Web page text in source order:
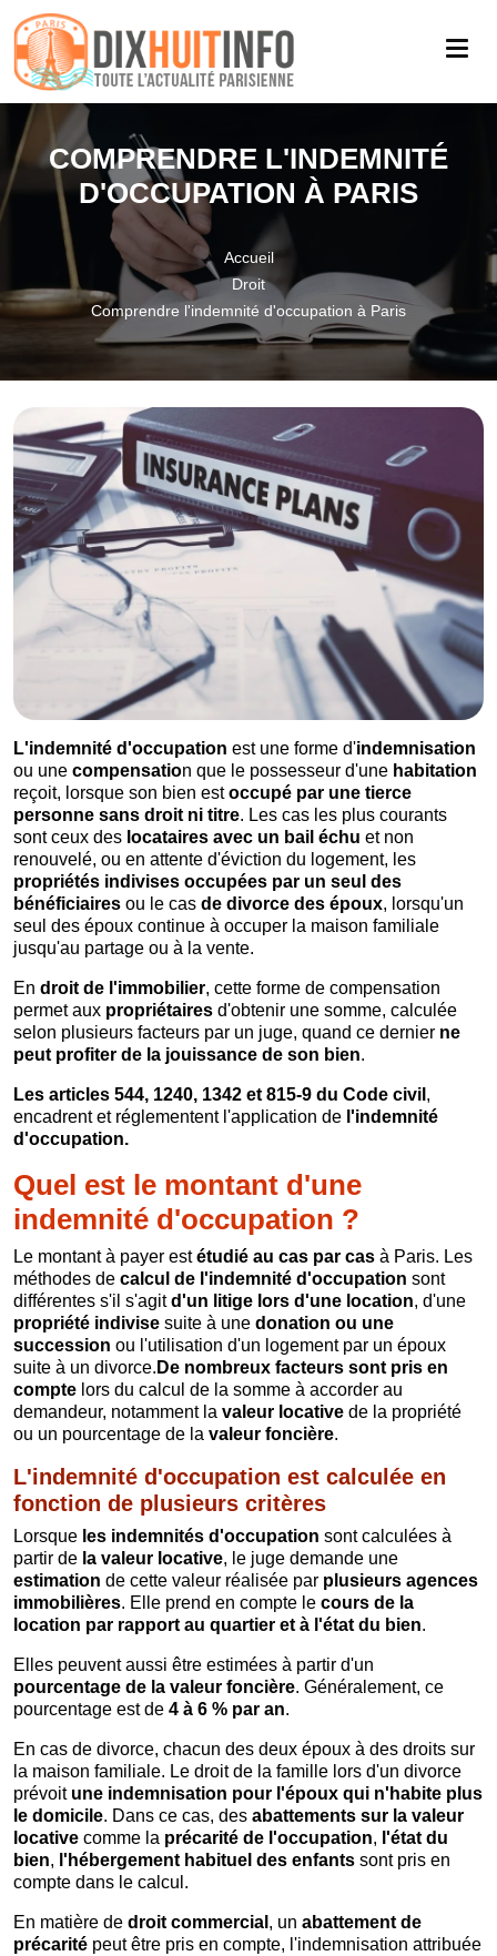
COMPRENDRE L'INDEMNITÉ
D'OCCUPATION À PARIS
Accueil
Droit
Comprendre l'indemnité d'occupation à Paris
L'indemnité d'occupation est une forme d'indemnisation
ou une compensation que le possesseur d'une habitation
reçoit, lorsque son bien estoccupé par une tierce
personne sans droit ni titre. Les cas les plus courants
sont ceux des locataires avec un bail échu et non
renouvelé, ou en attente d'éviction du logement, les
propriétés indivises occupées par un seul des
bénéficiaires ou le cas de divorce des époux, lorsqu'un
seul des époux continue à occuper la maison familiale
jusqu'au partage ou à la vente.
En droit de l'immobilier, cette forme de compensation
permet aux propriétaires d'obtenir une somme, calculée
selon plusieurs facteurs par un juge, quand ce dernier ne
peut profiter de la jouissance de son bien.
Les articles 544, 1240, 1342 et 815-9 du Code civil ,
encadrent et réglementent l'application de l'indemnité
d'occupation.
Quel est le montant d'une
indemnité d'occupation ?
Le montant à payer estétudié au cas par cas à Paris. Les
méthodes de calcul de l'indemnité d'occupation sont
différentes s'il s'agitd'un litige lors d'une location, d'une
propriété indivise suite à une donation ou une
succession ou l'utilisation d'un logement par un époux
suite à un divorce. De nombreux facteurs sont pris en
compte lors du calcul de la somme à accorder au
demandeur, notamment la valeur locative de la propriété
ou un pourcentage de la valeur foncière.
L'indemnité d'occupation est calculée en
fonction de plusieurs critères
Lorsque les indemnités d'occupation sont calculées à
partir de la valeur locative, le juge demande une
estimation de cette valeur réalisée par plusieurs agences
immobilières. Elle prend en compte le cours de la
location par rapport au quartier et à l'état du bien.
Elles peuvent aussi être estimées à partir d'un
pourcentage de la valeur foncière. Généralement, ce
pourcentage est de 4 à 6 % par an.
En cas de divorce, chacun des deux époux à des droits sur
la maison familiale. Le droit de la famille lors d'un divorce
prévoit une indemnisation pour l'époux qui n'habite plus
le domicile. Dans ce cas, des abattements sur la valeur
locative comme la précarité de l'occupation, l'état du
bien, l'hébergement habituel des enfants sont pris en
compte dans le calcul.
En matière de droit commercial , un abattement de
précarité peut être pris en compte, l'indemnisation attribuée